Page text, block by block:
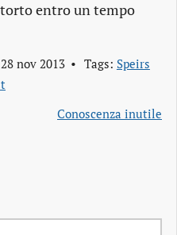
entro un tempo
28 nov 2013 Tags: Speirs
Conoscenza inutile